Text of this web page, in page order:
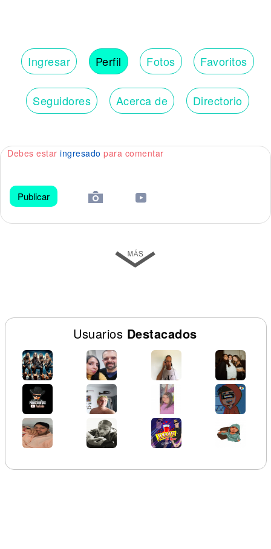
Ingresar Perfil Fotos Favoritos
Seguidores Acerca de Directorio
Debes estar ingresado para comentar
Publicar
Usuarios Destacados